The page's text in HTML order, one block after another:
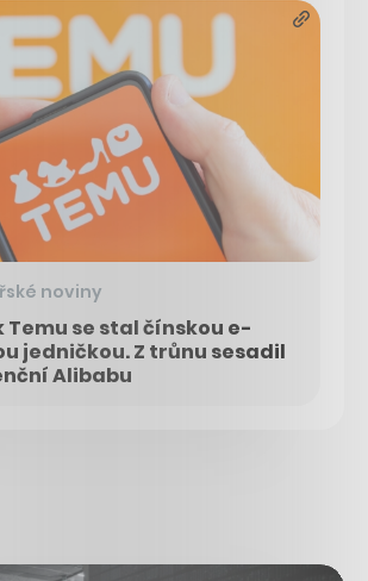
noviny
se stal čínskou e-
jedničkou. Z trůnu sesadil
Alibabu